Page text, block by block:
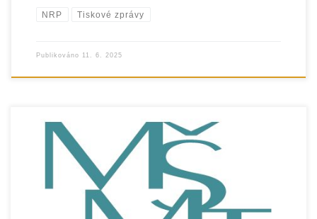
NRP Tiskové zprávy
Publikováno 11. 6. 2025
Organizace EUROTOPIA.CZ, o.p.s. získala v roce 2025
finanční podporu z Ministerstva školství, mládeže
a tělovýchovy ČR na realizaci tří projektů zaměřených na